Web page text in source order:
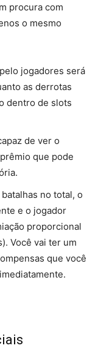
procura com
o mesmo
jogadores será
as derrotas
dentro de slots
de ver o
que pode
no total, o
e o jogador
proporcional
Você vai ter um
que você